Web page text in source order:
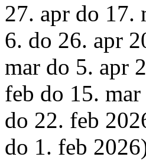
27. apr do
6. do 26. apr
mar do 5. apr
feb do 15.
do 22. feb
do 1. feb